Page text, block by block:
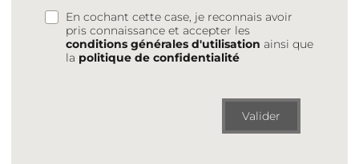
En cochant cette case, je reconnais avoir
pris connaissance et accepter les
conditions générales d'utilisation ainsi que
la politique de confidentialité
Valider